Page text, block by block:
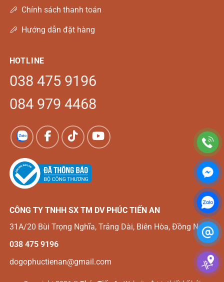
Chính sách thanh toán
Hướng dẫn đặt hàng
HOTLINE
038 475 9196
084 979 4468
CÔNG TY TNHH SX TM DV PHÚC TIẾN AN
31A/20 Bùi Trọng Nghĩa, Trảng Dài, Biên Hòa, Đồng Nai
038 475 9196
dogophuctienan@gmail.com